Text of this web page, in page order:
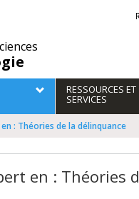
RESSOURCES ET
SERVICES
: Théories de la délinquance
en : Théories